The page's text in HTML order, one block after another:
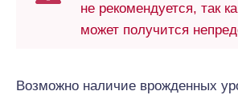
не рекомендуется, так
может получится
Возможно наличие врожденных